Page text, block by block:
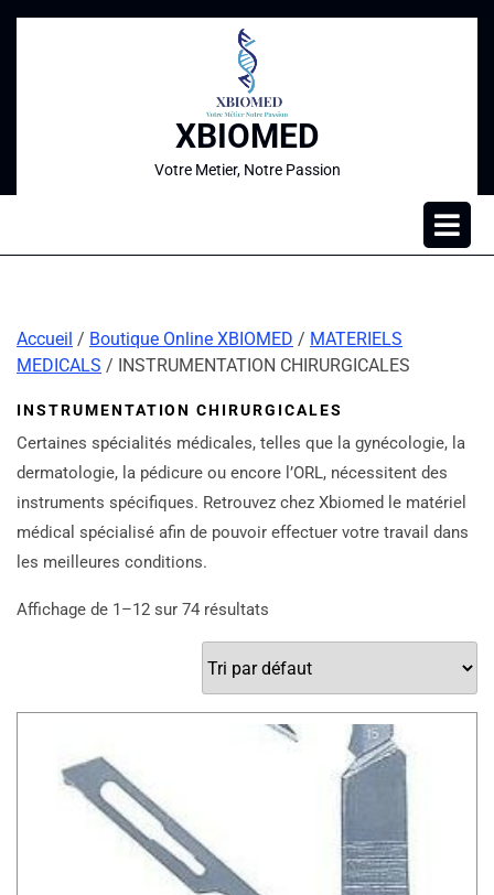
XBIOMED
Votre Metier, Notre Passion
Accueil / Boutique Online XBIOMED / MATERIELS
MEDICALS / INSTRUMENTATION CHIRURGICALES
INSTRUMENTATION CHIRURGICALES
Certaines spécialités médicales, telles que la gynécologie, la
dermatologie, la pédicure ou encore l’ORL, nécessitent des
instruments spécifiques. Retrouvez chez Xbiomed le matériel
médical spécialisé afin de pouvoir effectuer votre travail dans
les meilleures conditions.
Affichage de 1–12 sur 74 résultats